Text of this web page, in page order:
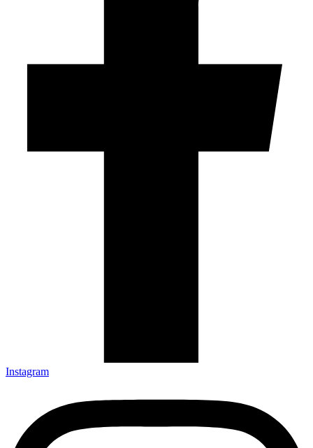
Instagram